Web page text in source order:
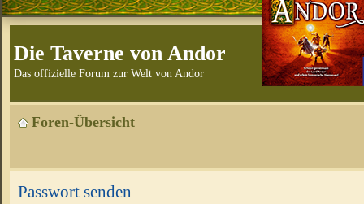
Die Taverne von Andor
Das offizielle Forum zur Welt von Andor
Foren-Übersicht
Passwort senden